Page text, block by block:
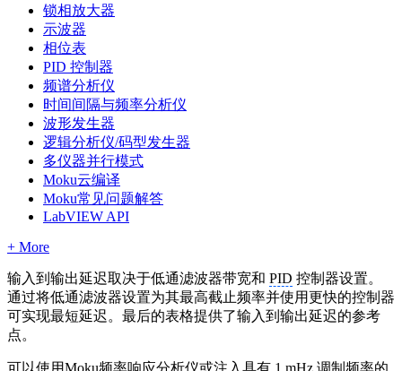
锁相放大器
示波器
相位表
PID 控制器
频谱分析仪
时间间隔与频率分析仪
波形发生器
逻辑分析仪/码型发生器
多仪器并行模式
Moku云编译
Moku常见问题解答
LabVIEW API
+ More
输入到输出延迟取决于低通滤波器带宽和 PID 控制器设置。
通过将低通滤波器设置为其最高截止频率并使用更快的控制器
可实现最短延迟。最后的表格提供了输入到输出延迟的参考
点。
可以使用Moku频率响应分析仪或注入具有 1 mHz 调制频率的